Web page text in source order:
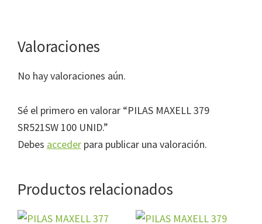
Valoraciones
No hay valoraciones aún.
Sé el primero en valorar “PILAS MAXELL 379
SR521SW 100 UNID.”
Debes acceder para publicar una valoración.
Productos relacionados